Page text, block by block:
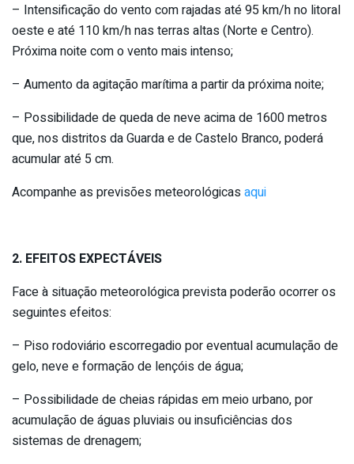
– Intensificação do vento com rajadas até 95 km/h no litoral
oeste e até 110 km/h nas terras altas (Norte e Centro).
Próxima noite com o vento mais intenso;
– Aumento da agitação marítima a partir da próxima noite;
– Possibilidade de queda de neve acima de 1600 metros
que, nos distritos da Guarda e de Castelo Branco, poderá
acumular até 5 cm.
Acompanhe as previsões meteorológicasaqui
2. EFEITOS EXPECTÁVEIS
Face à situação meteorológica prevista poderão ocorrer os
seguintes efeitos:
– Piso rodoviário escorregadio por eventual acumulação de
gelo, neve e formação de lençóis de água;
– Possibilidade de cheias rápidas em meio urbano, por
acumulação de águas pluviais ou insuficiências dos
sistemas de drenagem;